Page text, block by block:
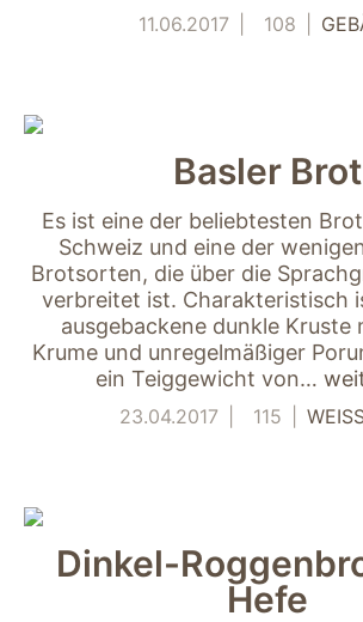
11.06.2017 108
Basler Brot
Es ist eine der beliebtesten
Schweiz und eine der
Brotsorten, die über die
verbreitet ist. Charakteristisch
ausgebackene dunkle Kruste
Krume und unregelmäßiger
ein Teiggewicht von…
23.04.2017 115
Dinkel-
Hefe
Notwendig
Diese Cookies
sind für die
Funktionsweise
der Website
notwendig.
Statistiken
Struktur der Website
zu verbessern,